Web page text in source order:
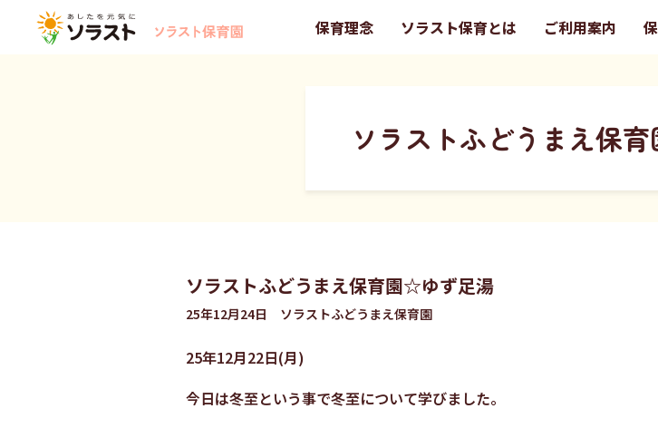
保育理念 ソラスト保育とは ご利用案内
ソラストふどうまえ保
ソラストふどうまえ保育園☆ゆず足湯
25年12月24日 ソラストふどうまえ保育園
25年12月22日(月)
今日は冬至という事で冬至について学びました。